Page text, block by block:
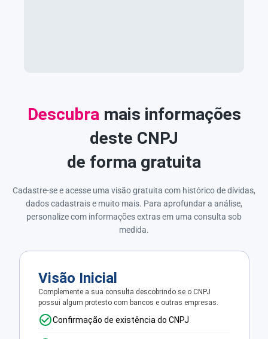
Descubra mais informações
deste CNPJ
de forma gratuita
Cadastre-se e acesse uma visão gratuita com histórico de dívidas,
dados cadastrais e muito mais. Para aprofundar a análise,
personalize com informações extras em uma consulta sob
medida.
Visão Inicial
Complemente a sua consulta descobrindo se o CNPJ
possui algum protesto com bancos e outras empresas.
Confirmação de existência do CNPJ